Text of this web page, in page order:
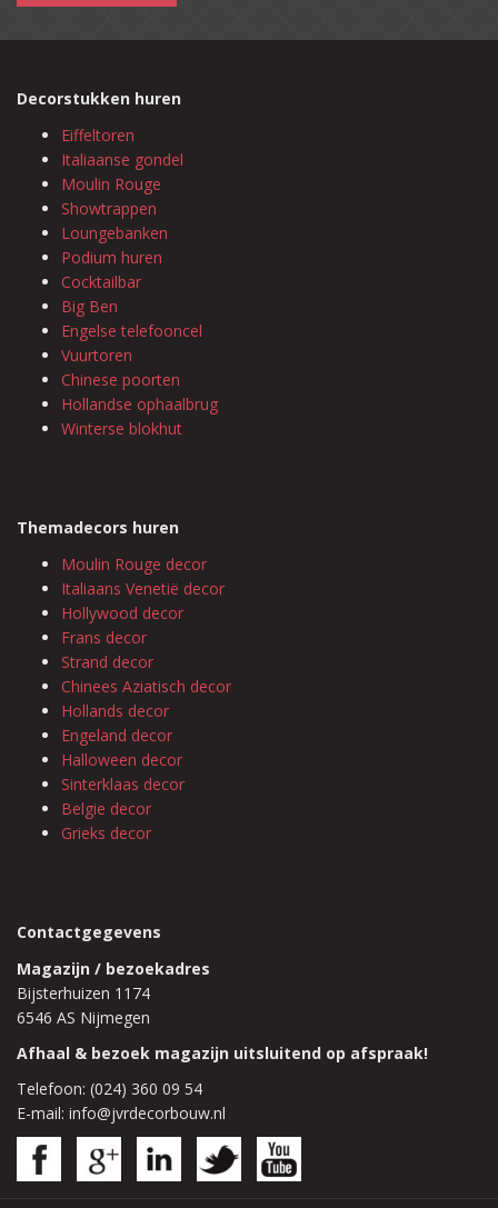
Decorstukken huren
Eiffeltoren
Italiaanse gondel
Moulin Rouge
Showtrappen
Loungebanken
Podium huren
Cocktailbar
Big Ben
Engelse telefooncel
Vuurtoren
Chinese poorten
Hollandse ophaalbrug
Winterse blokhut
Themadecors huren
Moulin Rouge decor
Italiaans Venetië decor
Hollywood decor
Frans decor
Strand decor
Chinees Aziatisch decor
Hollands decor
Engeland decor
Halloween decor
Sinterklaas decor
Belgie decor
Grieks decor
Contactgegevens
Magazijn / bezoekadres
Bijsterhuizen 1174
6546 AS Nijmegen
Afhaal & bezoek magazijn uitsluitend op afspraak!
Telefoon: (024) 360 09 54
E-mail: info@jvrdecorbouw.nl